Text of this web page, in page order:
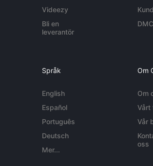
Videezy
Bli en
leverantör
Språk
English
Español
Português
Deutsch
Mer...
Om
Om
Vårt
Vår
oss